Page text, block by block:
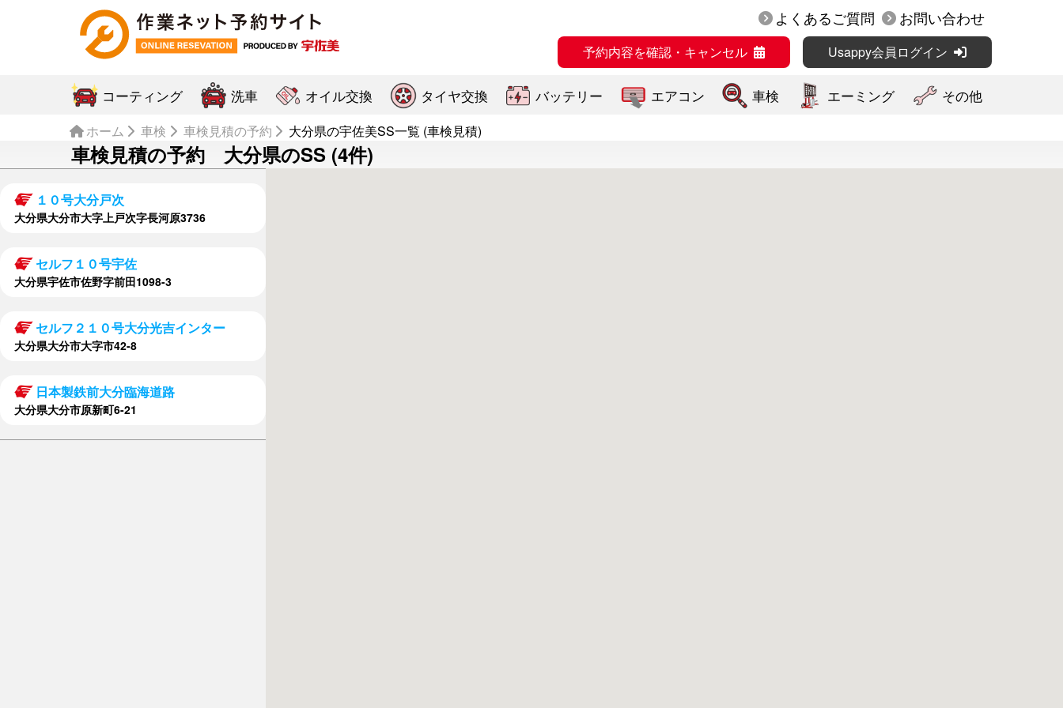
よくあるご質問 お問い合わせ
予約内容を確認・キャンセル Usappy会員ログイン
コーティング 洗車 オイル交換 タイヤ交換 バッテリー エアコン 車検 エーミング その他
ホーム 車検 車検見積の予約 大分県の宇佐美SS一覧 (車検見積)
車検見積の予約 大分県のSS (4件)
１０号大分戸次
大分県大分市大字上戸次字長河原3736
セルフ１０号宇佐
大分県宇佐市佐野字前田1098-3
セルフ２１０号大分光吉インター
大分県大分市大字市42-8
日本製鉄前大分臨海道路
大分県大分市原新町6-21